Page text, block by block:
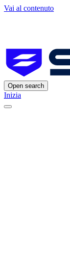
Vai al contenuto
Open search
Inizia